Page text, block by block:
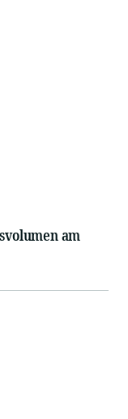
am